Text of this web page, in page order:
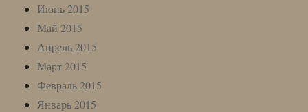
Июнь 2015
Май 2015
Апрель 2015
Март 2015
Февраль 2015
Январь 2015